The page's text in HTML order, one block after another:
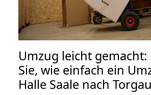
Umzug leicht gemacht:
Sie, wie einfach ein
Halle Saale nach